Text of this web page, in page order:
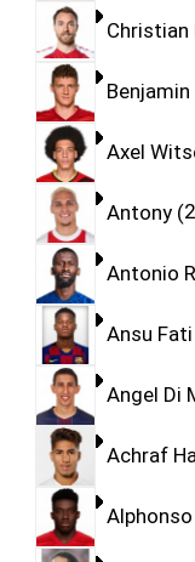
Christian
Benjamin
Axel
Antony
Antonio
Ansu Fati
Angel Di
Achraf